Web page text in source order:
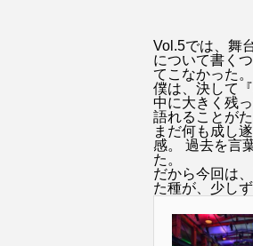
キルスティン・ダンスト クレ
ザ・バットマン
シャーリーズ・セロン ジュラ
ジョン・バ
ストレンジャー・シングス5
Vol.5では、舞
について書く
てこなかった。
僕は、決して
中に大きく残
語れることが
まだ何も成し
感。 過去を言
た。
だから今回は
た種が、少し